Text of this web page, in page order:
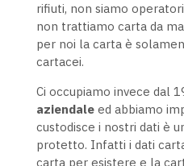
rifiuti, non siamo
non trattiamo carta da
per noi la carta è
cartacei.
Ci occupiamo invece dal
aziendaleed abbiamo
custodisce i nostri dati è
protetto. Infatti i dati
carta per esistere e la